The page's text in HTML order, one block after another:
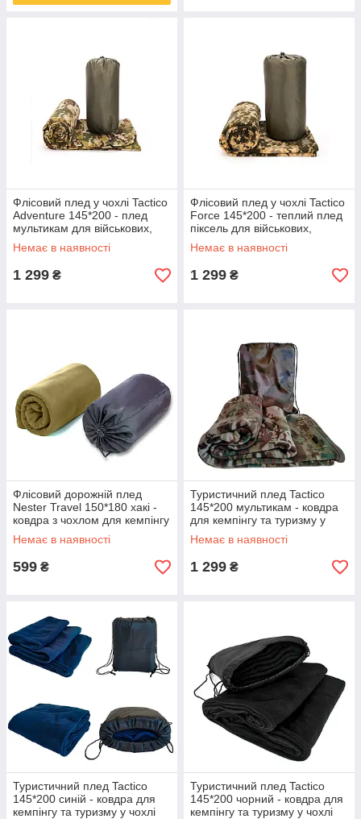
Флісовий плед у чохлі Tactico
Adventure 145*200 - плед
мультикам для військових,
кемпінгу та туризму
Немає в наявності
1 299 ₴
Флісовий плед у чохлі Tactico
Force 145*200 - теплий плед
піксель для військових,
кемпінгу та туризму
Немає в наявності
1 299 ₴
Флісовий дорожній плед
Nester Travel 150*180 хакі -
ковдра з чохлом для кемпінгу
та туризму
Немає в наявності
599 ₴
Туристичний плед Tactico
145*200 мультикам - ковдра
для кемпінгу та туризму у
чохлі камуфляж
Немає в наявності
1 299 ₴
Туристичний плед Tactico
145*200 синій - ковдра для
кемпінгу та туризму у чохлі
Туристичний плед Tactico
145*200 чорний - ковдра для
кемпінгу та туризму у чохлі